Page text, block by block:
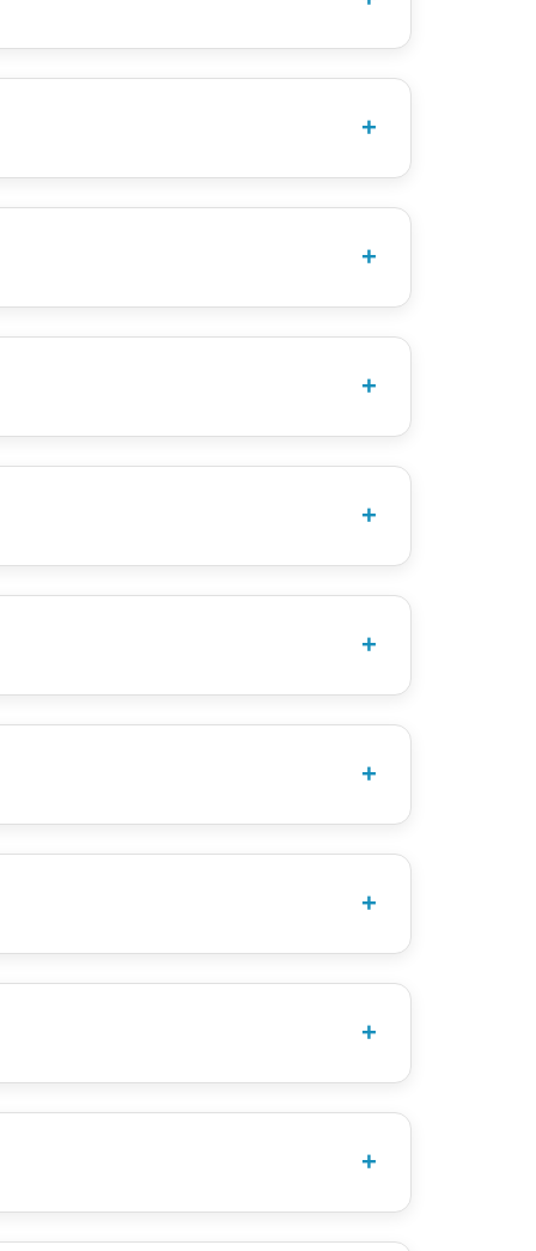
mei 2026 om 18.30 uur. De deelnemers
Ook hier is één volwassen begeleider
voor de stalling van de fietsen.
fiets te komen.
Dit zal dan ook op de hoofdpagina staan.
een medaille of vaantje wilt!
Vaantjesdagdeelnemers kunnen vanaf
groep. Er hoeft dan maar één
medaille hebt opgegeven bij het
mogelijk en anders bestellen we bij.
Dit is echter wel foutgevoelig
1 begeleider op 5 kinderen. De organisatie
bij aanwezig zijn.
vind je op deze pagina.
je uiterlijk 10 minuten voor je starttijd (dus
de goede groep gaat staan. Ter plekke
maar dit komt altijd goed.